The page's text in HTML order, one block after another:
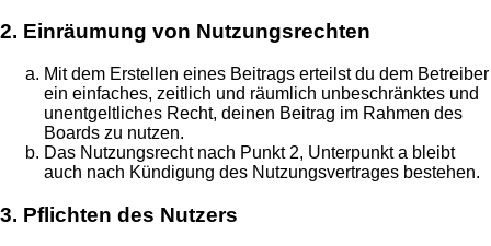
2. Einräumung von Nutzungsrechten
Mit dem Erstellen eines Beitrags erteilst du dem Betreiber
ein einfaches, zeitlich und räumlich unbeschränktes und
unentgeltliches Recht, deinen Beitrag im Rahmen des
Boards zu nutzen.
Das Nutzungsrecht nach Punkt 2, Unterpunkt a bleibt
auch nach Kündigung des Nutzungsvertrages bestehen.
3. Pflichten des Nutzers